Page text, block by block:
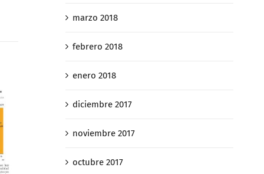
marzo 2018
febrero 2018
enero 2018
diciembre 2017
noviembre 2017
octubre 2017